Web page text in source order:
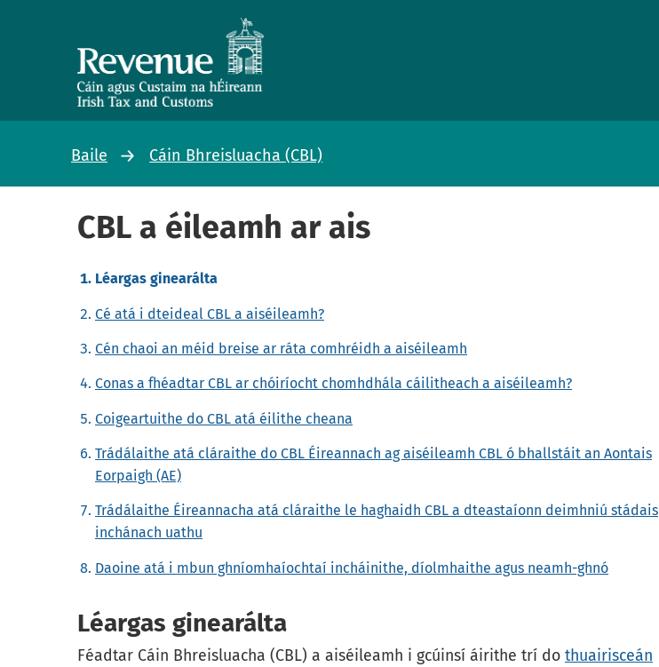
Baile Cáin Bhreisluacha (CBL)
CBL a éileamh ar ais
Léargas ginearálta
Cé atá i dteideal CBL a aiséileamh?
Cén chaoi an méid breise ar ráta comhréidh a aiséileamh
Conas a fhéadtar CBL ar chóiríocht chomhdhála cáilitheach a aiséileamh?
Coigeartuithe do CBL atá éilithe cheana
Trádálaithe atá cláraithe do CBL Éireannach ag aiséileamh CBL ó bhallstáit an Aontais
Eorpaigh (AE)
Trádálaithe Éireannacha atá cláraithe le haghaidh CBL a dteastaíonn deimhniú stádais
inchánach uathu
Daoine atá i mbun ghníomhaíochtaí incháinithe, díolmhaithe agus neamh-ghnó
Léargas ginearálta
Féadtar Cáin Bhreisluacha (CBL) a aiséileamh i gcúinsí áirithe trí do thuairisceán